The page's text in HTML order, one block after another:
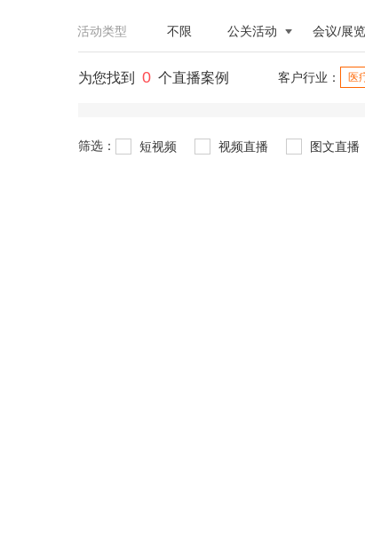
活动类型 不限 公关活动 会议/展览
为您找到 0 个直播案例 客户行业： 医
筛选： 短视频 视频直播 图文直播